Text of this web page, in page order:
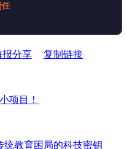
任
报分享 复制链接
项目！
统教育困局的科技密钥